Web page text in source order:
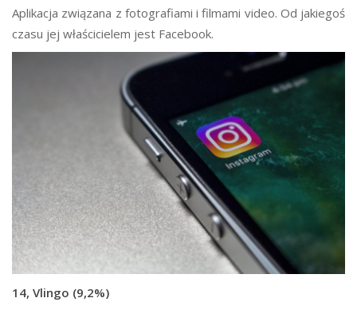
Aplikacja związana z fotografiami i filmami video. Od jakiegoś
czasu jej właścicielem jest Facebook.
14, Vlingo (9,2%)